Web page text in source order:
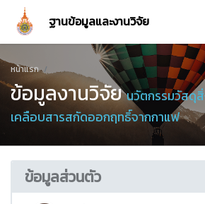
ฐานข้อมูลและงานวิจัย
หน้าแรก
ข้อมูลงานวิจัยนวัตกรรมวัสดุ
เคลือบสารสกัดออกฤทธิ์จากกาแฟ
ข้อมูลส่วนตัว